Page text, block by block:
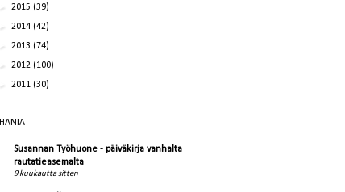
► 2015 (39)
► 2014 (42)
► 2013 (74)
► 2012 (100)
► 2011 (30)
IHANIA
Susannan Työhuone - päiväkirja vanhalta
rautatieasemalta
9 kuukautta sitten